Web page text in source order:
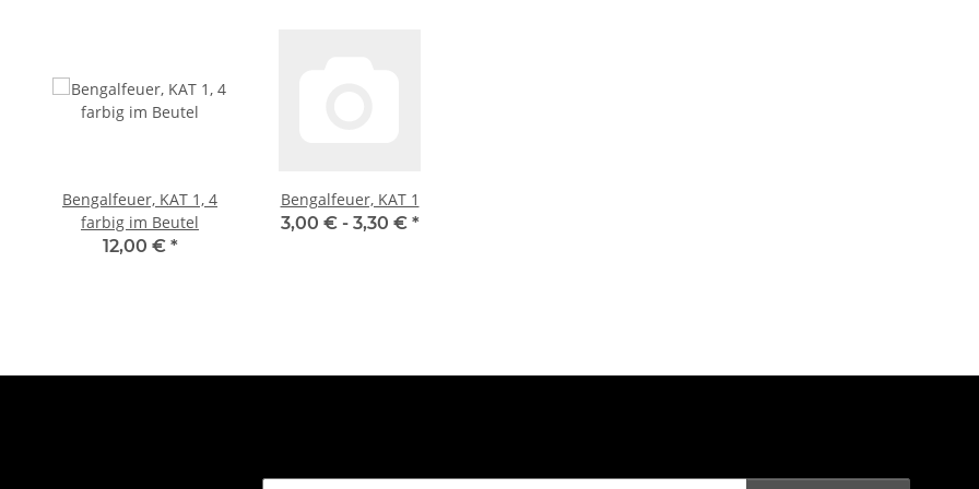
Bengalfeuer, KAT 1, 4
farbig im Beutel
12,00 € *
Bengalfeuer, KAT 1
3,00 € - 3,30 € *